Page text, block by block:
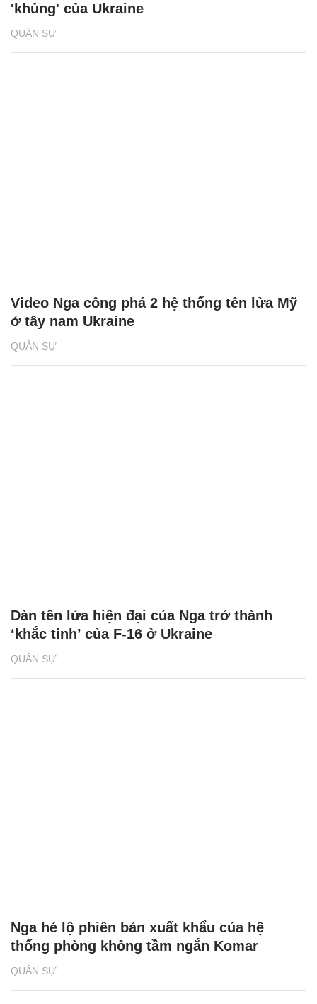
QUÂN SỰ
'khủng' của Ukraine
QUÂN SỰ
Video Nga công phá 2 hệ thống tên lửa Mỹ
ở tây nam Ukraine
QUÂN SỰ
Dàn tên lửa hiện đại của Nga trở thành
‘khắc tinh’ của F-16 ở Ukraine
QUÂN SỰ
Nga hé lộ phiên bản xuất khẩu của hệ
thống phòng không tầm ngắn Komar